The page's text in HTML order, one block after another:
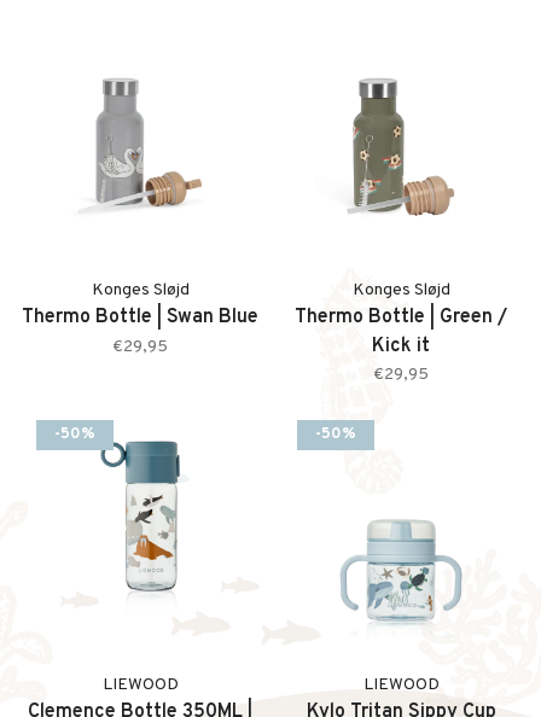
Konges Sløjd
Thermo Bottle | Swan Blue
€29,95
Konges Sløjd
Thermo Bottle | Green /
Kick it
€29,95
-50%
LIEWOOD
Clemence Bottle 350ML |
-50%
LIEWOOD
Kylo Tritan Sippy Cup